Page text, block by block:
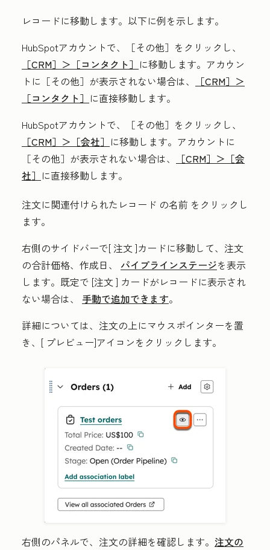
レコードに移動します。以下に例を示します。
HubSpotアカウントで、
［その他］をクリックし、
［CRM］＞ ［コンタクト］ に移動します。アカウン
トに ［その他］が表示されない場合は、
［CRM］＞
［コンタクト］ に直接移動します。
HubSpotアカウントで、
［その他］をクリックし、
［CRM］＞ ［会社］ に移動します。アカウントに
［その他］が表示されない場合は、
［CRM］＞ ［会
社］ に直接移動します。
注文に関連付けられたレコード の名前 をクリックし
ます。
右側のサイドバーで[ 注文 ]カードに移動して、注文
の合計価格、作成日、 パイプラインステージを表示
します。 既定で [注文 ] カードがレコードに表示され
ない場合は、 手動で追加できます。
詳細については、注文の上にマウスポインターを置
き、[ プレビュー]アイコンをクリックします。
右側のパネルで、注文の詳細を確認します。 注文の